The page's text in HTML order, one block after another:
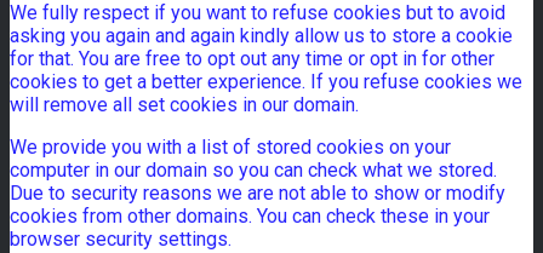
We fully respect if you want to refuse cookies but to avoid
asking you again and again kindly allow us to store a cookie
for that. You are free to opt out any time or opt in for other
cookies to get a better experience. If you refuse cookies we
will remove all set cookies in our domain.
We provide you with a list of stored cookies on your
computer in our domain so you can check what we stored.
Due to security reasons we are not able to show or modify
cookies from other domains. You can check these in your
browser security settings.